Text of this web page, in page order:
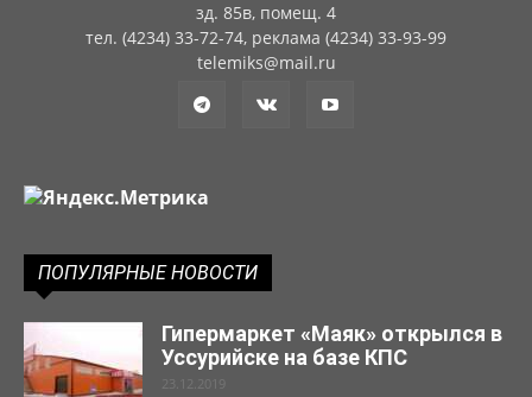
зд. 85в, помещ. 4
тел. (4234) 33-72-74, реклама (4234) 33-93-99
telemiks@mail.ru
ПОПУЛЯРНЫЕ НОВОСТИ
Гипермаркет «Маяк» открылся в
Уссурийске на базе КПС
23.12.2019